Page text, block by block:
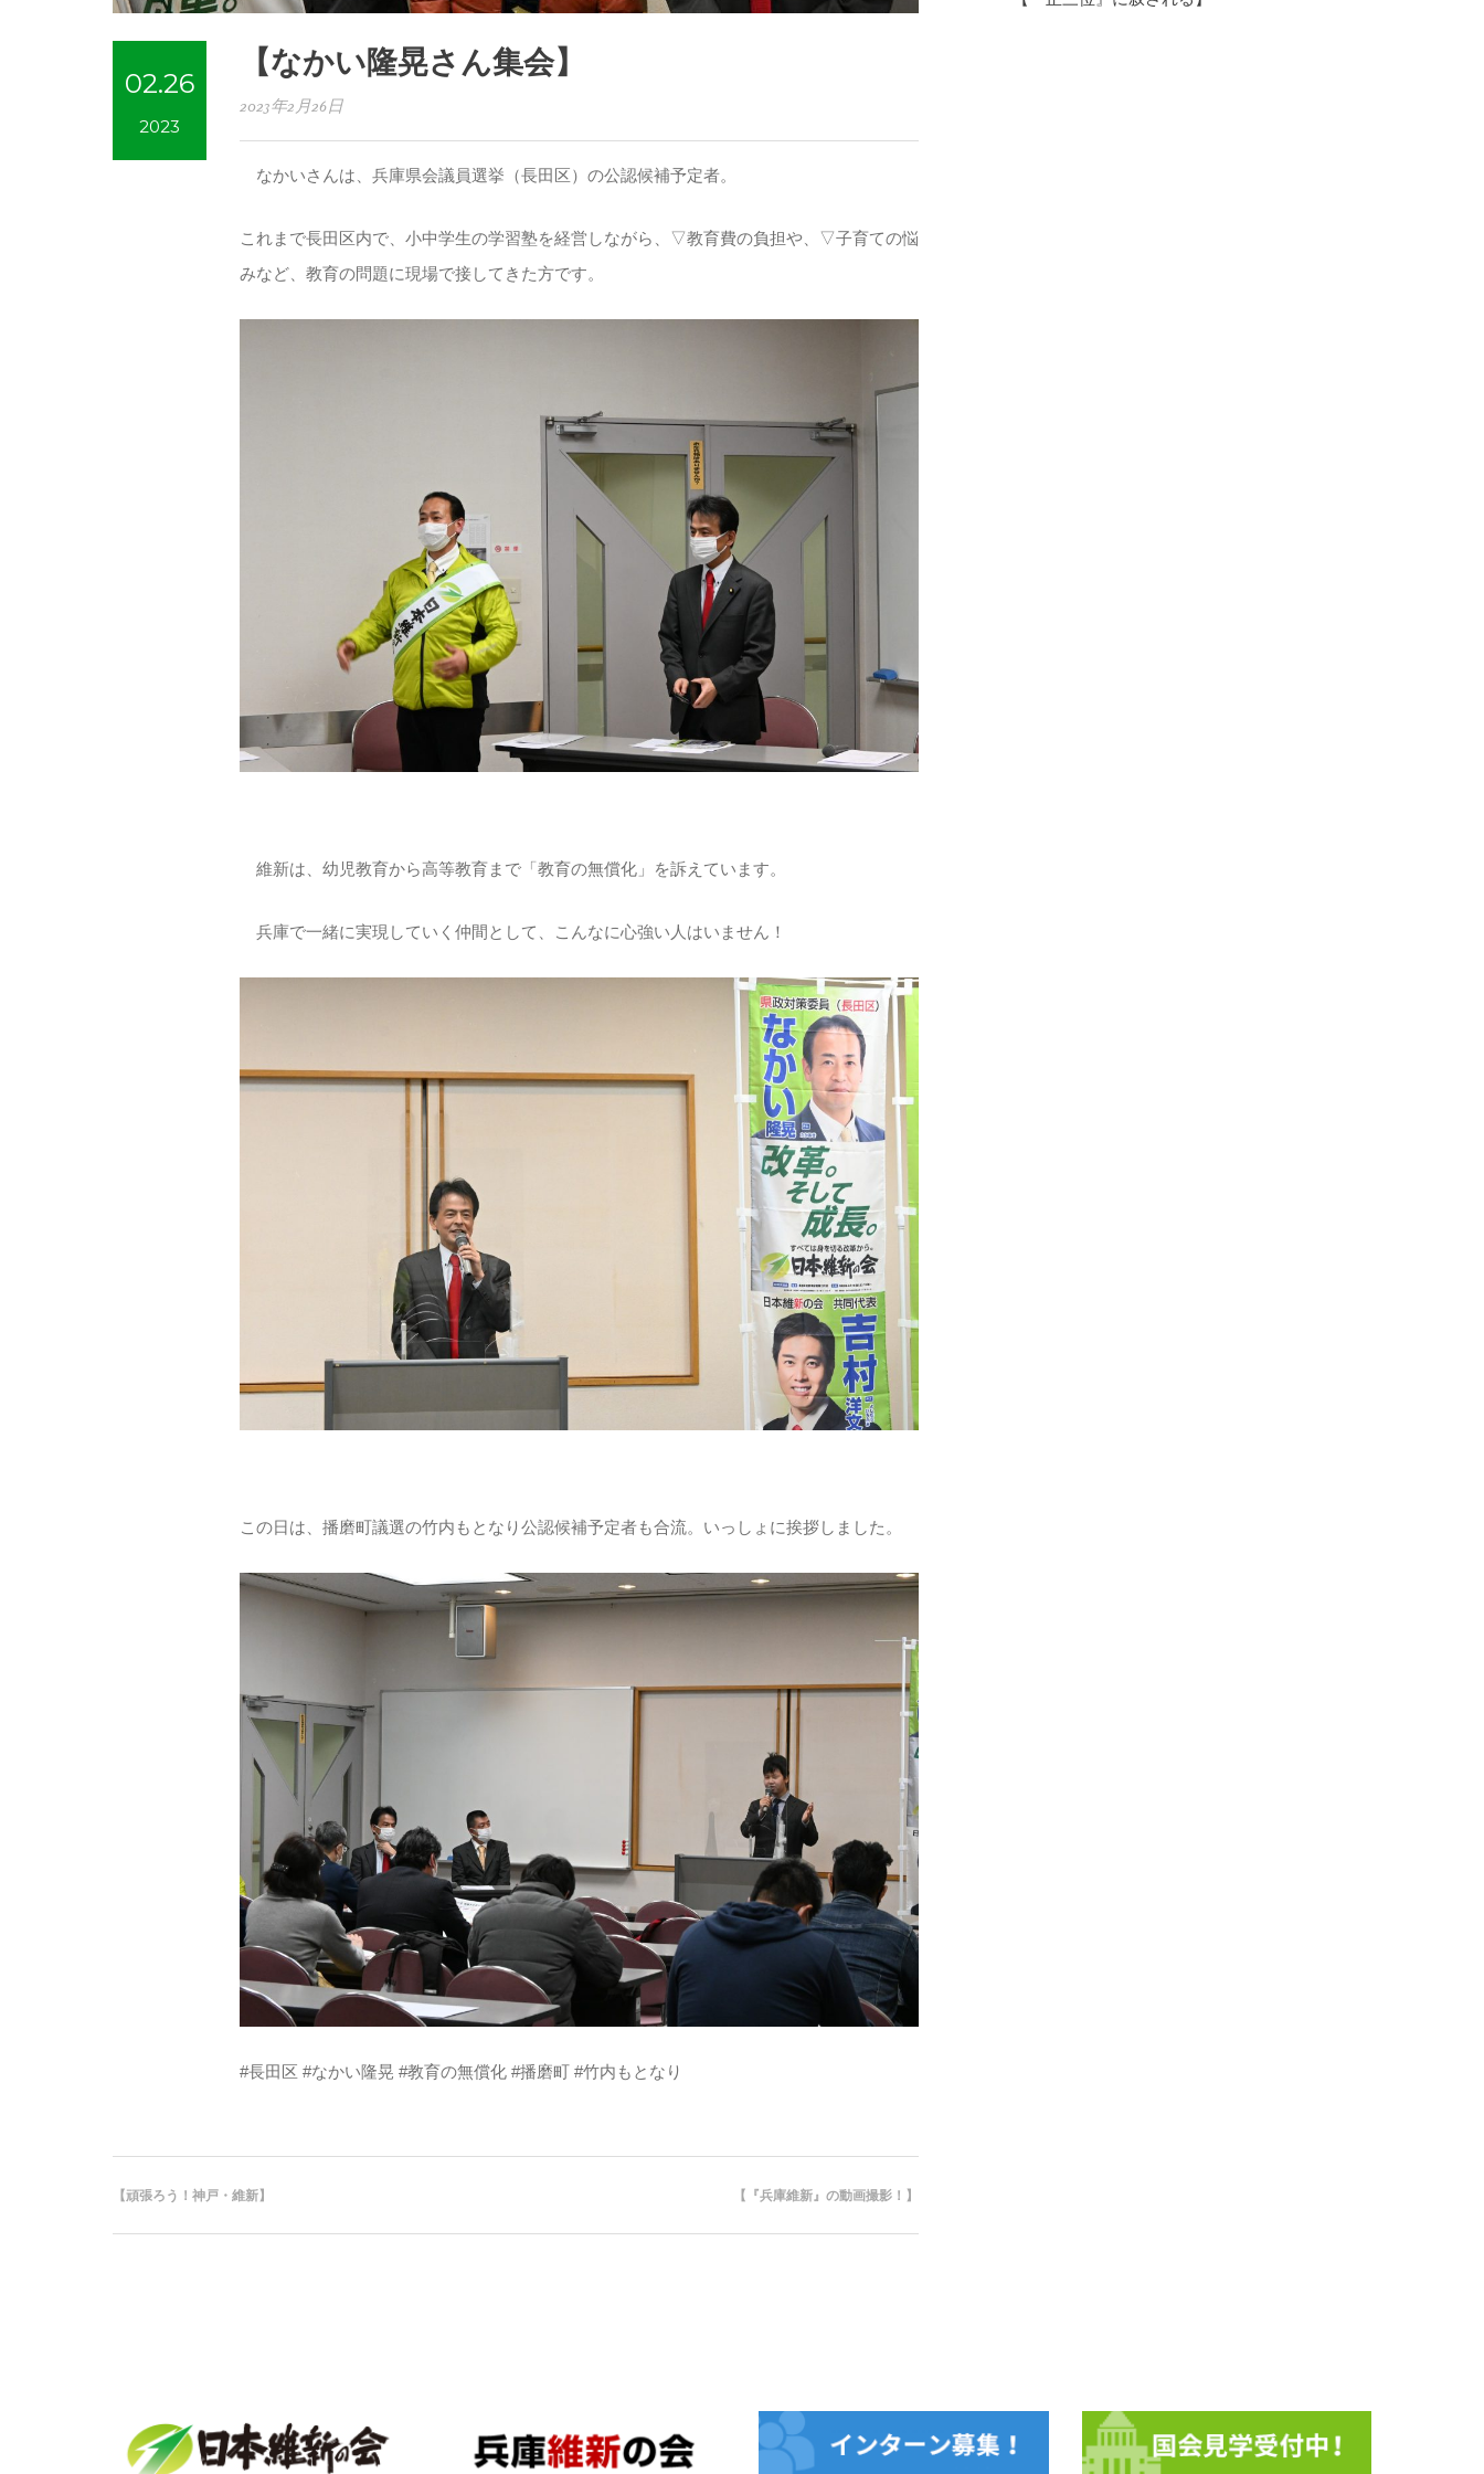
02.26
2023
【なかい隆晃さん集会】
2023年2月26日
なかいさんは、兵庫県会議員選挙（長田区）の公認候補予定者。
これまで長田区内で、小中学生の学習塾を経営しながら、▽教育費の負担や、▽子育ての悩
みなど、教育の問題に現場で接してきた方です。
維新は、幼児教育から高等教育まで「教育の無償化」を訴えています。
兵庫で一緒に実現していく仲間として、こんなに心強い人はいません！
この日は、播磨町議選の竹内もとなり公認候補予定者も合流。いっしょに挨拶しました。
#長田区 #なかい隆晃 #教育の無償化 #播磨町 #竹内もとなり
【頑張ろう！神戸・維新】 【『兵庫維新』の動画撮影！】